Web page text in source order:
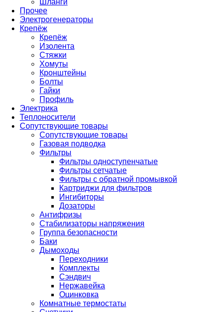
Шланги
Прочее
Электрогенераторы
Крепёж
Крепёж
Изолента
Стяжки
Хомуты
Кронштейны
Болты
Гайки
Профиль
Электрика
Теплоносители
Сопутствующие товары
Сопутствующие товары
Газовая подводка
Фильтры
Фильтры одноступенчатые
Фильтры сетчатые
Фильтры с обратной промывкой
Картриджи для фильтров
Ингибиторы
Дозаторы
Антифризы
Стабилизаторы напряжения
Группа безопасности
Баки
Дымоходы
Переходники
Комплекты
Сэндвич
Нержавейка
Оцинковка
Комнатные термостаты